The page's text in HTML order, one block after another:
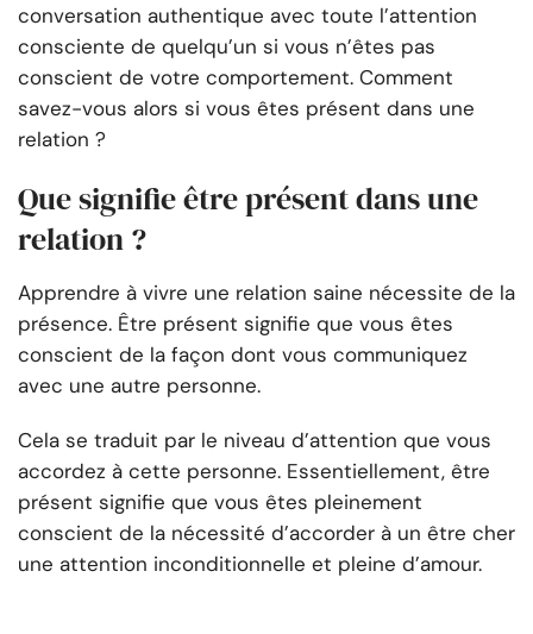
conversation authentique avec toute l’attention
consciente de quelqu’un si vous n’êtes pas
conscient de votre comportement. Comment
savez-vous alors si vous êtes présent dans une
relation ?
Que signifie être présent dans une
relation ?
Apprendre à vivre une relation saine nécessite de la
présence. Être présent signifie que vous êtes
conscient de la façon dont vous communiquez
avec une autre personne.
Cela se traduit par le niveau d’attention que vous
accordez à cette personne. Essentiellement, être
présent signifie que vous êtes pleinement
conscient de la nécessité d’accorder à un être cher
une attention inconditionnelle et pleine d’amour.